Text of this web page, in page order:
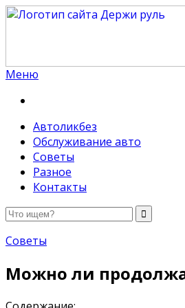
Меню
Автоликбез
Обслуживание авто
Советы
Разное
Контакты
Советы
Можно ли